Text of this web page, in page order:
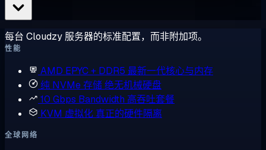
每台 Cloudzy 服务器的标准配置，而非附加项。
性能
AMD EPYC + DDR5 最新一代核心与内存
纯 NVMe 存储绝无机械硬盘
10 Gbps Bandwidth 高吞吐套餐
KVM 虚拟化 真正的硬件隔离
全球网络